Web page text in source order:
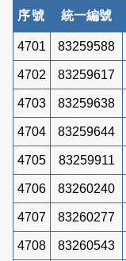
序號 統一編號
4701 83259588
4702 83259617
4703 83259638
4704 83259644
4705 83259911
4706 83260240
4707 83260277
4708 83260543